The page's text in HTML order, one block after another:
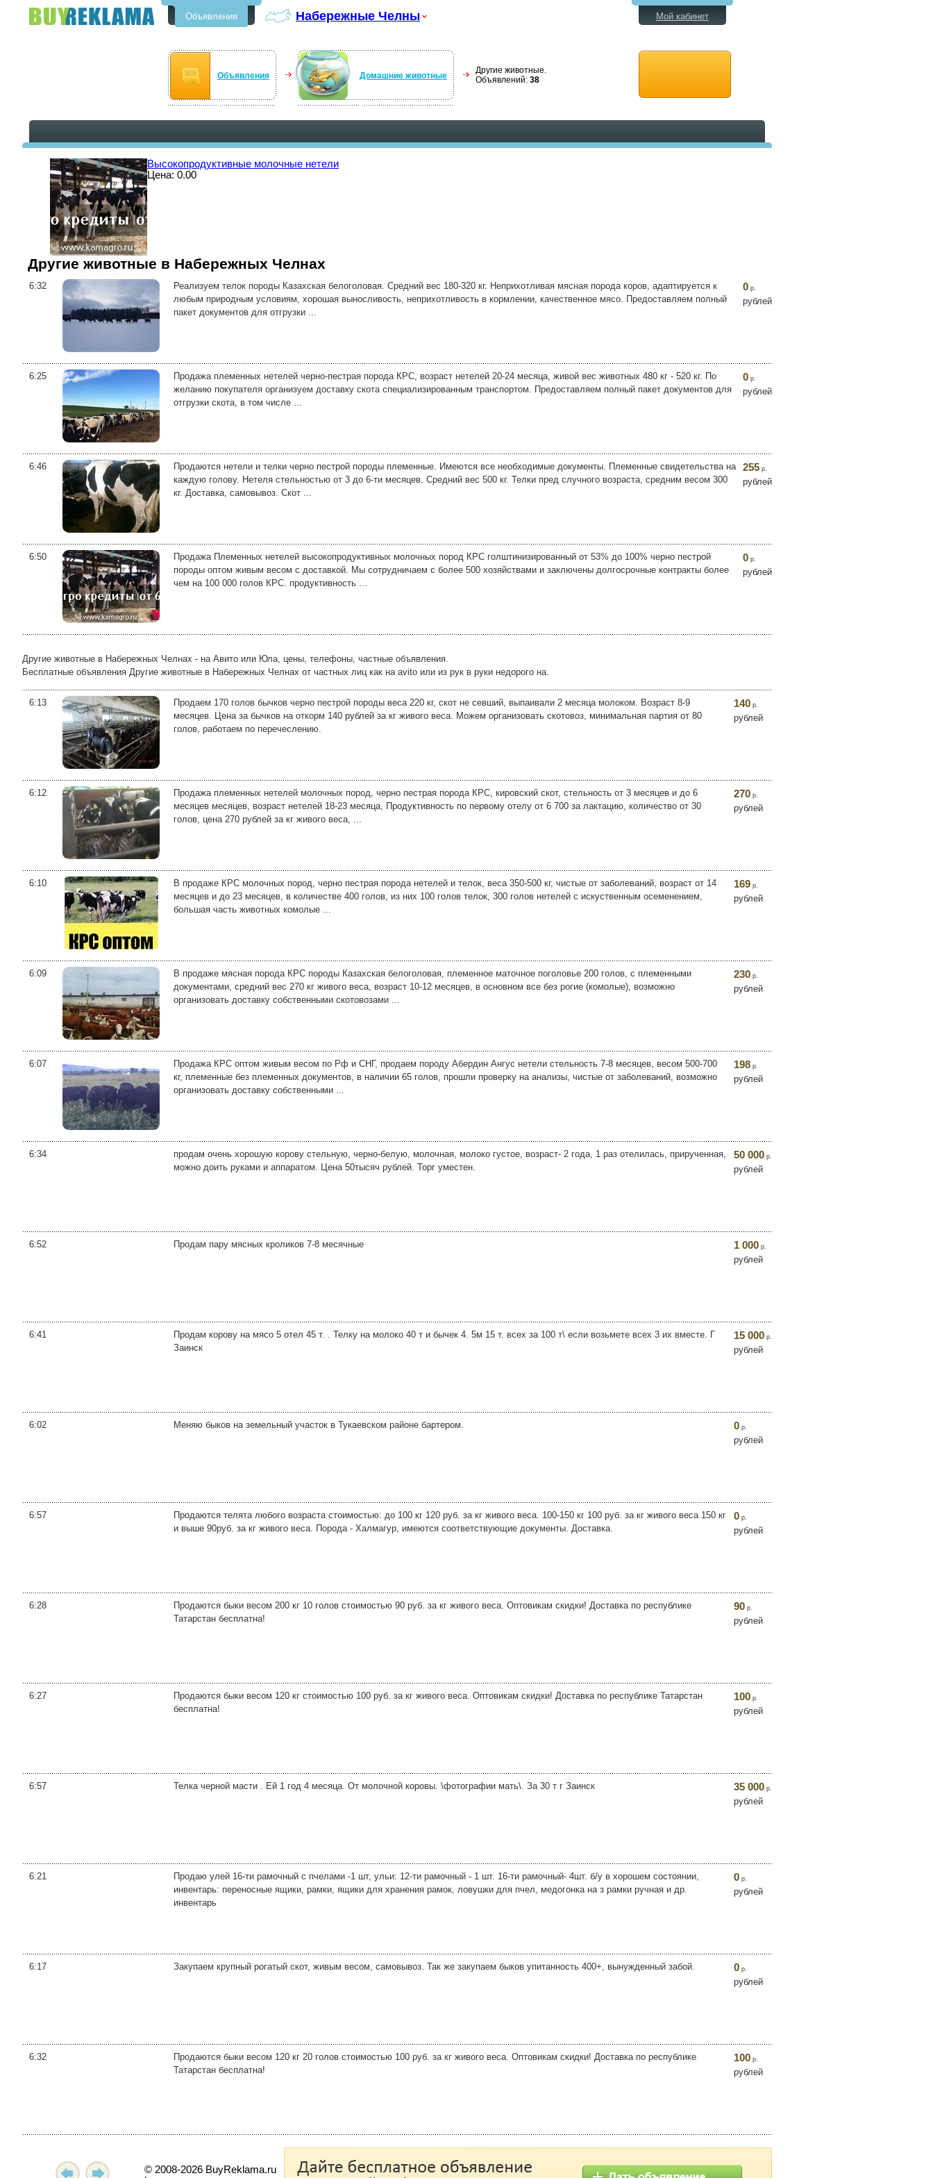
Объявления Набережные Челны
Объявления Домашние животные
Другие животные.
Объявлений: 38
Мой кабинет
Высокопродуктивные молочные нетели
Цена: 0.00
Другие животные в Набережных Челнах
6:32
Реализуем телок породы Казахская белоголовая. Средний вес 180-320 кг. Неприхотливая мясная порода коров, адаптируется к
любым природным условиям, хорошая выносливость, неприхотливость в кормлении, качественное мясо. Предоставляем полный
пакет документов для отгрузки ...
0 р.
рублей
6:25
Продажа племенных нетелей черно-пестрая порода КРС, возраст нетелей 20-24 месяца, живой вес животных 480 кг - 520 кг. По
желанию покупателя организуем доставку скота специализированным транспортом. Предоставляем полный пакет документов для
отгрузки скота, в том числе ...
0 р.
рублей
6:46
Продаются нетели и телки черно пестрой породы племенные. Имеются все необходимые документы. Племенные свидетельства на
каждую голову. Нетеля стельностью от 3 до 6-ти месяцев. Средний вес 500 кг. Телки пред случного возраста, средним весом 300
кг. Доставка, самовывоз. Скот ...
255 р.
рублей
6:50
Продажа Племенных нетелей высокопродуктивных молочных пород КРС голштинизированный от 53% до 100% черно пестрой
породы оптом живым весом с доставкой. Мы сотрудничаем с более 500 хозяйствами и заключены долгосрочные контракты более
чем на 100 000 голов КРС. продуктивность ...
0 р.
рублей
Другие животные в Набережных Челнах - на Авито или Юла, цены, телефоны, частные объявления.
Бесплатные объявления Другие животные в Набережных Челнах от частных лиц как на avito или из рук в руки недорого на.
6:13
Продаем 170 голов бычков черно пестрой породы веса 220 кг, скот не севший, выпаивали 2 месяца молоком. Возраст 8-9
месяцев. Цена за бычков на откорм 140 рублей за кг живого веса. Можем организовать скотовоз, минимальная партия от 80
голов, работаем по перечеслению.
140 р.
рублей
6:12
Продажа племенных нетелей молочных пород, черно пестрая порода КРС, кировский скот, стельность от 3 месяцев и до 6
месяцев месяцев, возраст нетелей 18-23 месяца, Продуктивность по первому отелу от 6 700 за лактацию, количество от 30
голов, цена 270 рублей за кг живого веса, ...
270 р.
рублей
6:10
В продаже КРС молочных пород, черно пестрая порода нетелей и телок, веса 350-500 кг, чистые от заболеваний, возраст от 14
месяцев и до 23 месяцев, в количестве 400 голов, из них 100 голов телок, 300 голов нетелей с искуственным осеменением,
большая часть животных комолые ...
169 р.
рублей
6:09
В продаже мясная порода КРС породы Казахская белоголовая, племенное маточное поголовье 200 голов, с племенными
документами, средний вес 270 кг живого веса, возраст 10-12 месяцев, в основном все без рогие (комолые), возможно
организовать доставку собственными скотовозами ...
230 р.
рублей
6:07
Продажа КРС оптом живым весом по Рф и СНГ, продаем породу Абердин Ангус нетели стельность 7-8 месяцев, весом 500-700
кг, племенные без племенных документов, в наличии 65 голов, прошли проверку на анализы, чистые от заболеваний, возможно
организовать доставку собственными ...
198 р.
рублей
6:34
продам очень хорошую корову стельную, черно-белую, молочная, молоко густое, возраст- 2 года, 1 раз отелилась, прирученная,
можно доить руками и аппаратом. Цена 50тысяч рублей. Торг уместен.
50 000 р.
рублей
6:52 Продам пару мясных кроликов 7-8 месячные 1 000 р.
рублей
6:41
Продам корову на мясо 5 отел 45 т. . Телку на молоко 40 т и бычек 4. 5м 15 т. всех за 100 т\ если возьмете всех 3 их вместе. Г
Заинск
15 000 р.
рублей
6:02 Меняю быков на земельный участок в Тукаевском районе бартером. 0 р.
рублей
6:57
Продаются телята любого возраста стоимостью: до 100 кг 120 руб. за кг живого веса. 100-150 кг 100 руб. за кг живого веса 150 кг
и выше 90руб. за кг живого веса. Порода - Халмагур, имеются соответствующие документы. Доставка.
0 р.
рублей
6:28
Продаются быки весом 200 кг 10 голов стоимостью 90 руб. за кг живого веса. Оптовикам скидки! Доставка по республике
Татарстан бесплатна!
90 р.
рублей
6:27
Продаются быки весом 120 кг стоимостью 100 руб. за кг живого веса. Оптовикам скидки! Доставка по республике Татарстан
бесплатна!
100 р.
рублей
6:57 Телка черной масти . Ей 1 год 4 месяца. От молочной коровы. \фотографии мать\. За 30 т г Заинск 35 000 р.
рублей
6:21
Продаю улей 16-ти рамочный с пчелами -1 шт, ульи: 12-ти рамочный - 1 шт. 16-ти рамочный- 4шт. б/у в хорошем состоянии,
инвентарь: переносные ящики, рамки, ящики для хранения рамок, ловушки для пчел, медогонка на з рамки ручная и др.
инвентарь
0 р.
рублей
6:17 Закупаем крупный рогатый скот, живым весом, самовывоз. Так же закупаем быков упитанность 400+, вынужденный забой. 0 р.
рублей
6:32
Продаются быки весом 120 кг 20 голов стоимостью 100 руб. за кг живого веса. Оптовикам скидки! Доставка по республике
Татарстан бесплатна!
100 р.
рублей
© 2008-2026 BuyReklama.ru